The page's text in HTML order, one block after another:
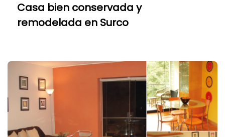
Casa bien conservada y
remodelada en Surco